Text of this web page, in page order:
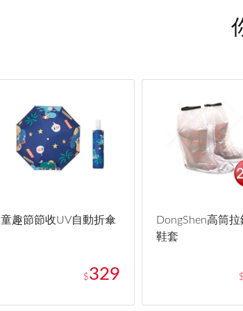
童趣節節收UV自動折傘
$329
DongShen高筒拉
鞋套
$